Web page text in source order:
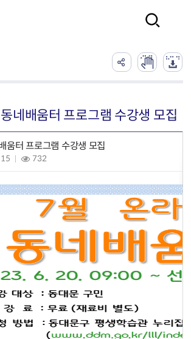
네배움터 프로그램 수강생 모집
움터 프로그램 수강생 모집
732